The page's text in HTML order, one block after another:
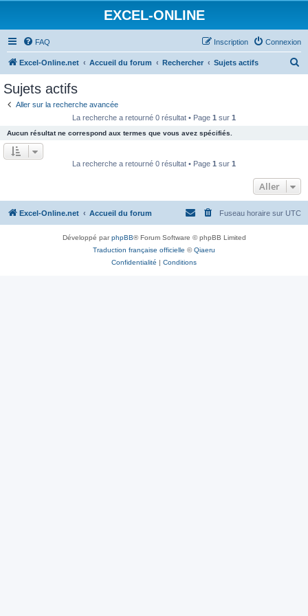
EXCEL-ONLINE
FAQ Connexion
Inscription
Excel-Online.net Accueil du forum Rechercher Sujets actifs
e
Sujets actifs
Aller sur la recherche avancée
La recherche a retourné 0 résultat • Page 1 sur 1
Aucun résultat ne correspond aux termes que vous avez spécifiés.
La recherche a retourné 0 résultat • Page 1 sur 1
Aller
Excel-Online.net Accueil du forum Fuseau horaire sur UTC
Développé parphpBB® Forum Software © phpBB Limited
Traduction française officielle ©Qiaeru
Confidentialité | Conditions